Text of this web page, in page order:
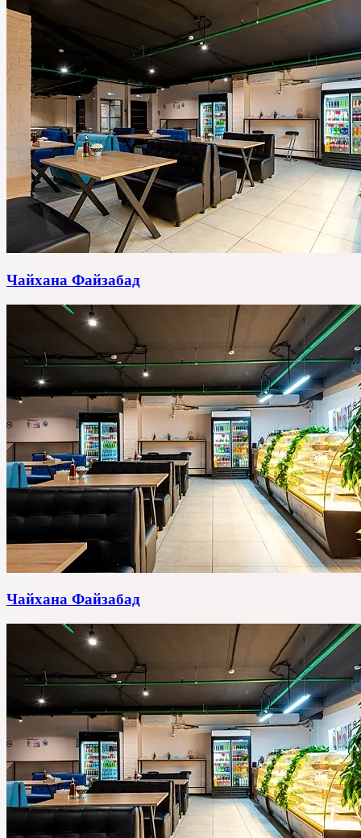
Чайхана Файзабад
Чайхана Файзабад